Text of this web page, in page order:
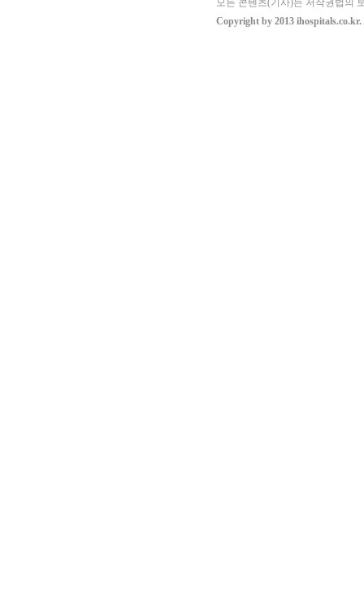
모든 콘텐츠(기사)는 저작권법의
Copyright by 2013 ihospitals.co.kr.